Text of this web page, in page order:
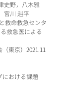
史野，八木雅
宮川 赳平
救命救急センタ
救急医による
東京）2021.11
における課題